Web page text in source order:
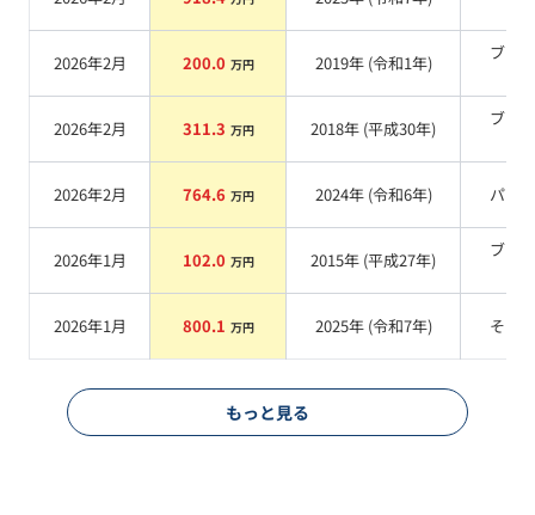
2026年2月 200.0 万円 2019年 (令和1年)
ブラ
2026年2月 311.3 万円 2018年 (平成30年)
ブラ
2026年2月 764.6 万円 2024年 (令和6年) パール
2026年1月 102.0 万円 2015年 (平成27年)
ブラ
2026年1月 800.1 万円 2025年 (令和7年) その他
もっと見る